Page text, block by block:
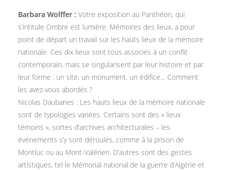
Barbara Wolffer : Votre exposition au Panthéon, qui
s’intitule Ombre est lumière. Mémoires des lieux, a pour
point de départ un travail sur les hauts lieux de la mémoire
nationale. Ces dix lieux sont tous associés à un conflit
contemporain, mais se singularisent par leur histoire et par
leur forme : un site, un monument, un édifice… Comment
les avez-vous abordés ?
Nicolas Daubanes : Les hauts lieux de la mémoire nationale
sont de typologies variées. Certains sont des « lieux
témoins », sortes d’archives architecturales – les
événements s’y sont déroulés, comme à la prison de
Montluc ou au Mont-Valérien. D’autres sont des gestes
artistiques, tel le Mémorial national de la guerre d’Algérie et